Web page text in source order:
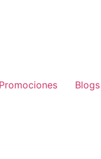
Promociones Blogs